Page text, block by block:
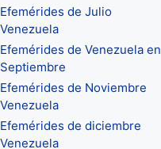
Efemérides de Julio
Venezuela
Efemérides de Venezuela en
Septiembre
Efemérides de Noviembre
Venezuela
Efemérides de diciembre
Venezuela